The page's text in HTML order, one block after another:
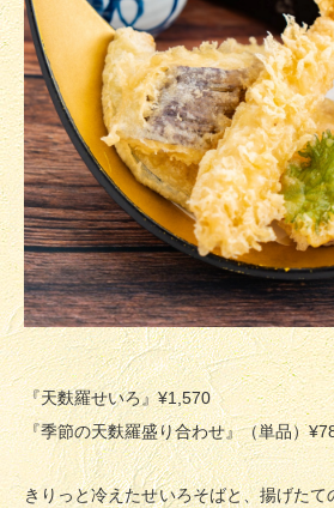
『天麩羅せいろ』¥1,570
『季節の天麩羅盛り合わせ』（単品）
きりっと冷えたせいろそばと、揚げた